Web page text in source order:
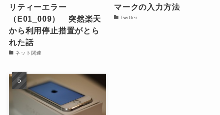
リティーエラー
（E01_009） 突然楽天
から利用停止措置がとら
れた話
ネット関連
マークの入力方法
Twitter